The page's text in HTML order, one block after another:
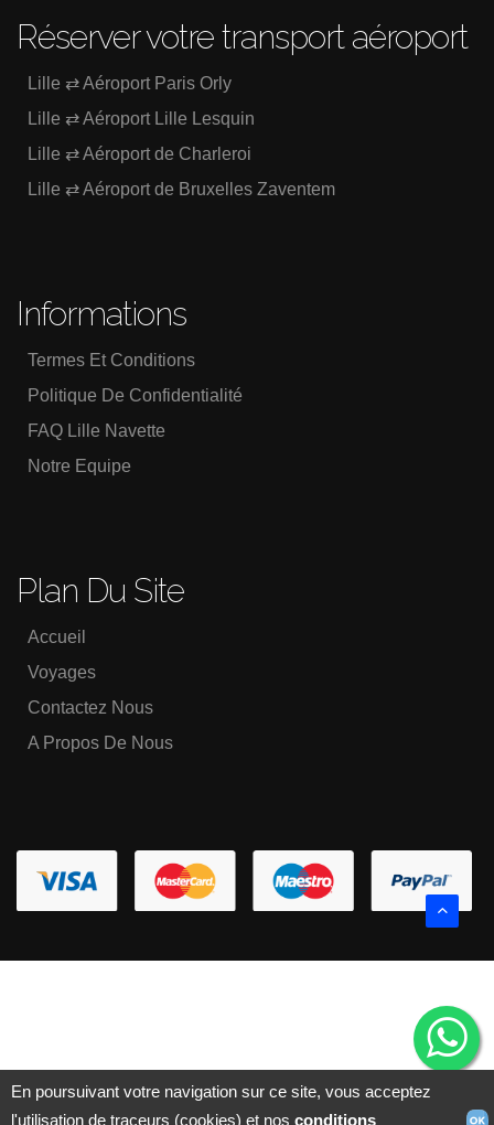
Réserver votre transport aéroport
Lille ⇄ Aéroport Paris Orly
Lille ⇄ Aéroport Lille Lesquin
Lille ⇄ Aéroport de Charleroi
Lille ⇄ Aéroport de Bruxelles Zaventem
Informations
Termes Et Conditions
Politique De Confidentialité
FAQ Lille Navette
Notre Equipe
Plan Du Site
Accueil
Voyages
Contactez Nous
A Propos De Nous
En poursuivant votre navigation sur ce site, vous acceptez
l'utilisation de traceurs (cookies) et nos conditions